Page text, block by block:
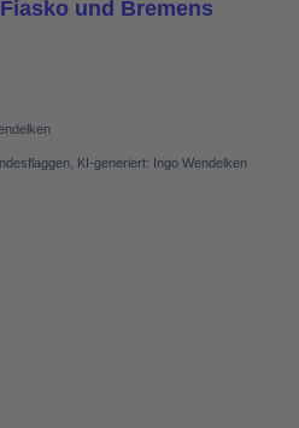
und Bremens
KI-generiert: Ingo Wendelken